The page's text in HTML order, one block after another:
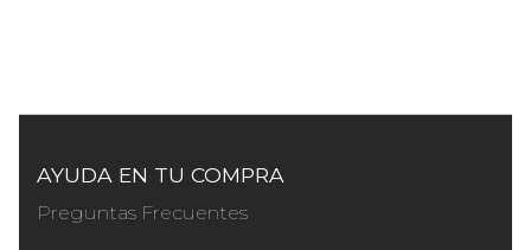
AYUDA EN TU COMPRA
Preguntas Frecuentes